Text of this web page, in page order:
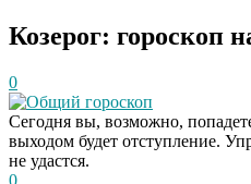
Козерог: гороскоп
0
Общий гороскоп
Сегодня вы, возможно,
выходом будет отступление.
не удастся.
0